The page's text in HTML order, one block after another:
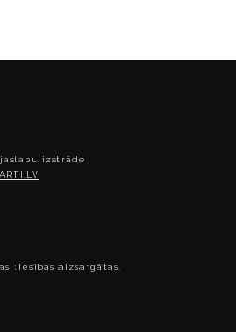
tiesības aizsargātas.
izstrāde